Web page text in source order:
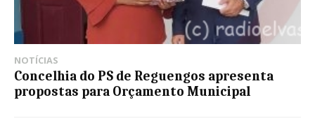
NOTÍCIAS
Concelhia do PS de Reguengos apresenta
propostas para Orçamento Municipal